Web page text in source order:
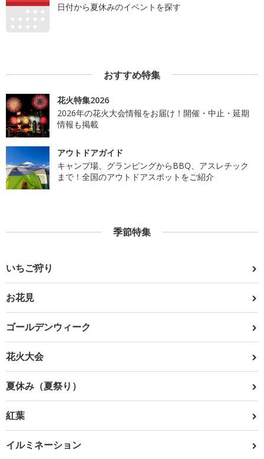
日付から夏休みのイベントを探す
おすすめ特集
花火特集2026
2026年の花火大会情報をお届け！開催・中止・延期
情報も掲載
アウトドアガイド
キャンプ場、グランピングからBBQ、アスレチック
まで！全国のアウトドアスポットをご紹介
季節特集
いちご狩り
お花見
ゴールデンウィーク
花火大会
夏休み（夏祭り）
紅葉
イルミネーション